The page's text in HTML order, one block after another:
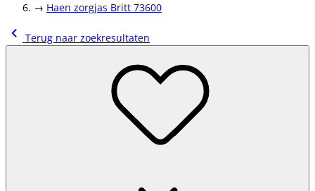
→ Haen zorgjas Britt 73600
Terug naar zoekresultaten